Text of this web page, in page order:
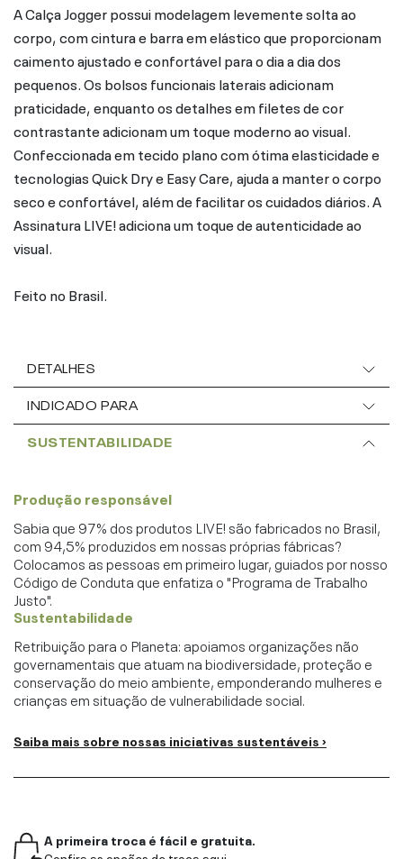
A Calça Jogger possui modelagem levemente solta ao
corpo, com cintura e barra em elástico que proporcionam
caimento ajustado e confortável para o dia a dia dos
pequenos. Os bolsos funcionais laterais adicionam
praticidade, enquanto os detalhes em filetes de cor
contrastante adicionam um toque moderno ao visual.
Confeccionada em tecido plano com ótima elasticidade e
tecnologias Quick Dry e Easy Care, ajuda a manter o corpo
seco e confortável, além de facilitar os cuidados diários. A
Assinatura LIVE! adiciona um toque de autenticidade ao
visual.
Feito no Brasil.
DETALHES
INDICADO PARA
SUSTENTABILIDADE
Produção responsável
Sabia que 97% dos produtos LIVE! são fabricados no Brasil,
com 94,5% produzidos em nossas próprias fábricas?
Colocamos as pessoas em primeiro lugar, guiados por nosso
Código de Conduta que enfatiza o "Programa de Trabalho
Justo".
Sustentabilidade
Retribuição para o Planeta: apoiamos organizações não
governamentais que atuam na biodiversidade, proteção e
conservação do meio ambiente, emponderando mulheres e
crianças em situação de vulnerabilidade social.
Saiba mais sobre nossas iniciativas sustentáveis ›
A primeira troca é fácil e gratuita.